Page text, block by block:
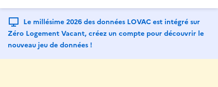
Le millésime 2026 des données LOVAC est intégré sur
Zéro Logement Vacant, créez un compte pour découvrir le
nouveau jeu de données !